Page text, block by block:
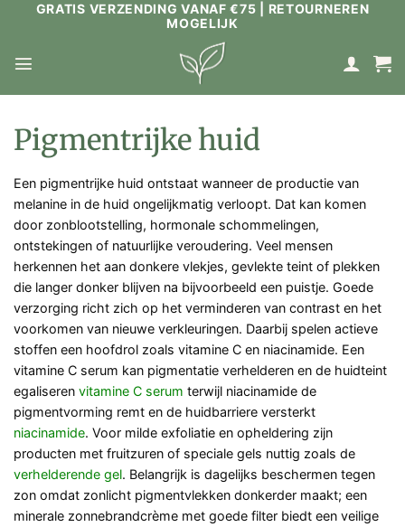
GRATIS VERZENDING VANAF €75 | RETOURNEREN
MOGELIJK
Pigmentrijke huid
Een pigmentrijke huid ontstaat wanneer de productie van
melanine in de huid ongelijkmatig verloopt. Dat kan komen
door zonblootstelling, hormonale schommelingen,
ontstekingen of natuurlijke veroudering. Veel mensen
herkennen het aan donkere vlekjes, gevlekte teint of plekken
die langer donker blijven na bijvoorbeeld een puistje. Goede
verzorging richt zich op het verminderen van contrast en het
voorkomen van nieuwe verkleuringen. Daarbij spelen actieve
stoffen een hoofdrol zoals vitamine C en niacinamide. Een
vitamine C serum kan pigmentatie verhelderen en de huidteint
egaliseren vitamine C serum terwijl niacinamide de
pigmentvorming remt en de huidbarriere versterkt
niacinamide. Voor milde exfoliatie en opheldering zijn
producten met fruitzuren of speciale gels nuttig zoals de
verhelderende gel. Belangrijk is dagelijks beschermen tegen
zon omdat zonlicht pigmentvlekken donkerder maakt; een
minerale zonnebrandcrème met goede filter biedt een veilige